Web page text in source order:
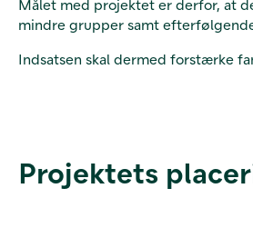
Målet med projektet er derfor, at
mindre grupper samt
Indsatsen skal dermed forstærke
Projektets